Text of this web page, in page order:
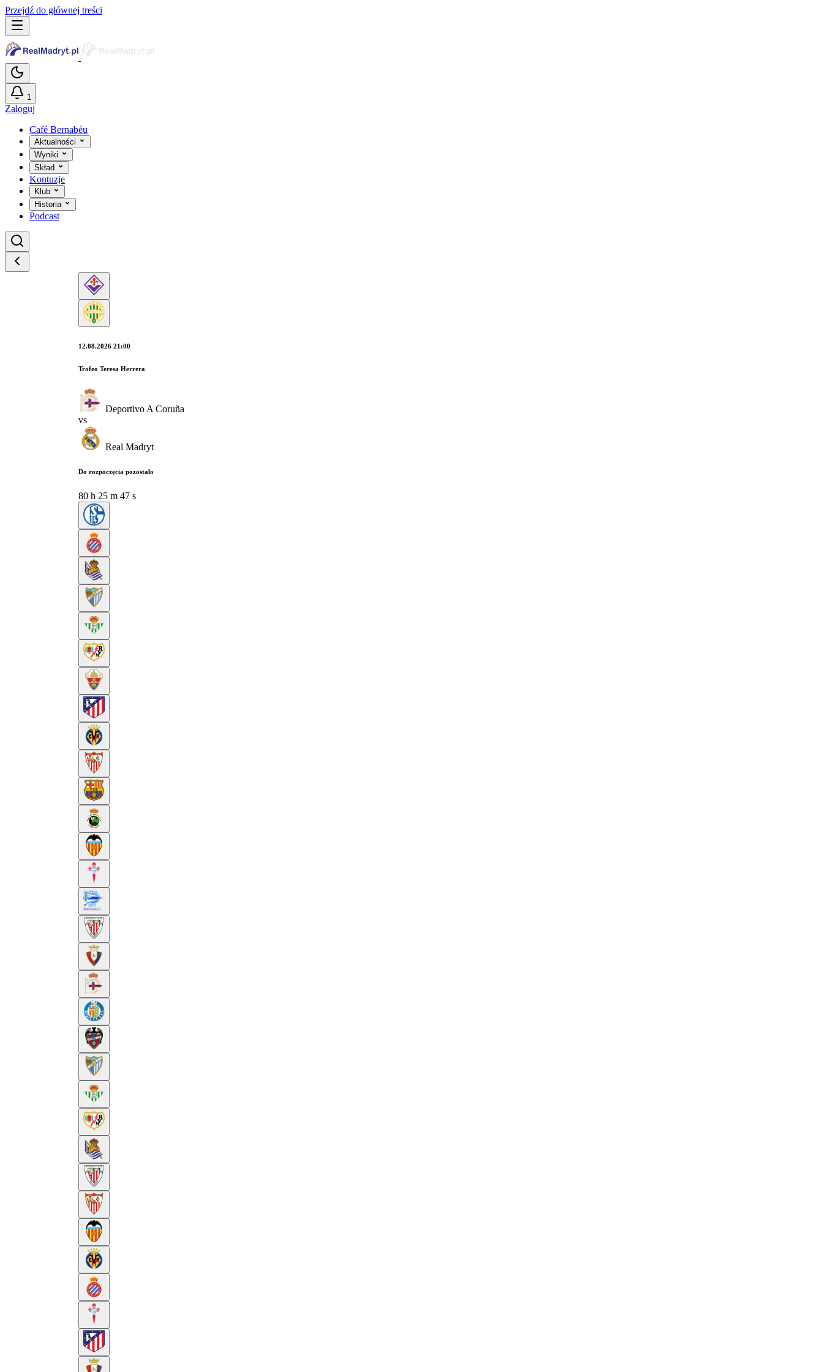
Przejdź do głównej treści
1
Zaloguj
Café Bernabéu
Aktualności
Wyniki
Skład
Kontuzje
Klub
Historia
Podcast
12.08.2026 21:00
Trofeo Teresa Herrera
Deportivo A Coruña
vs
Real Madryt
Do rozpoczęcia pozostało
80 h 25 m 46 s